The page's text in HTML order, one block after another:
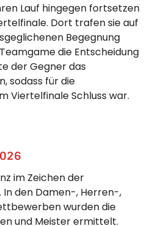
Lauf hingegen fortsetzen
Dort trafen sie auf
Begegnung
die Entscheidung
der Gegner das
sodass für die
Viertelfinale Schluss war.
im Zeichen der
In den Damen-, Herren-,
wurden die
und Meister ermittelt.